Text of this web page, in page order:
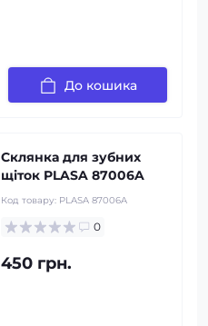
До кошика
Склянка для зубних
щіток PLASA 87006A
Код товару: PLASA 87006A
0
450 грн.